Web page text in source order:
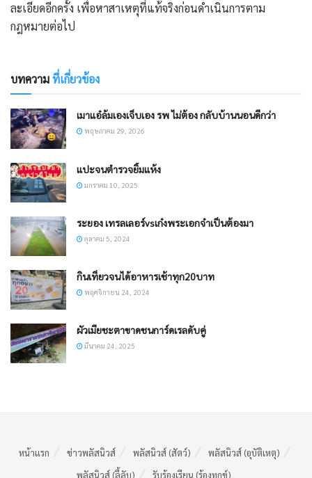
ละเอียดอีกครั้ง เพื่อหาสาเหตุที่แท้จริงก่อนดำเนินการตาม
กฎหมายต่อไป
บทความที่เกี่ยวข้อง
เมาแอ๋ล้มเองเจ็บเอง รพ ไม่ต้อง กลับบ้านนอนดีกว่า
พฤษภาคม 29, 2026
แปะจนตำรวจยิ้มแห้ง
มกราคม 10, 2025
ระยอง เทรลเลอร์vsเก๋งพระเอกจำเป็นต้องมา
ตุลาคม 5, 2024
กินเที่ยวจนได้อาหารเช้าทุก20บาท
พฤศจิกายน 24, 2024
ผัวเมียชะตาขาดชนการ์ดเรลดับคู่
มีนาคม 24, 2025
หน้าแรก ข่าวพลัสนิวส์ พลัสนิวส์ (สัตว์)
พลัสนิวส์ (อุบัติเหตุ)
พลัสนิวส์ (ลี้ลับ)
รับร้องเรียน (ร้องทุกข์)